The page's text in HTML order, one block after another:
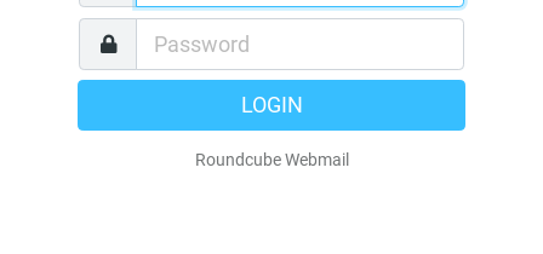
LOGIN
Roundcube Webmail